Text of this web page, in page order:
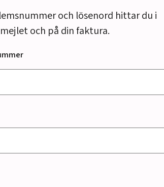
och lösenord hittar du i
och på din faktura.